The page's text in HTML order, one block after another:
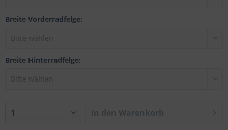
Breite Vorderradfelge:
Breite Hinterradfelge: